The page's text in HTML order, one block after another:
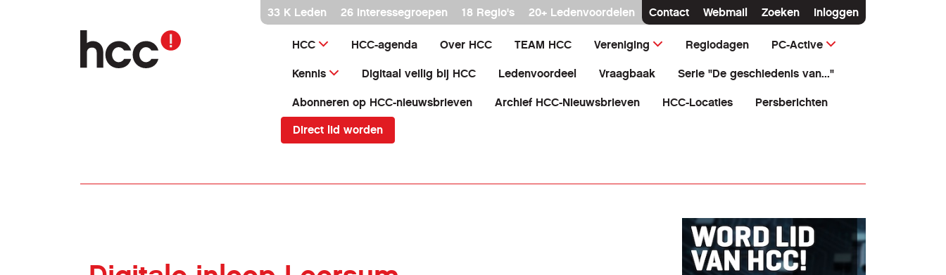
naar
inhoud
33 K Leden 26 interessegroepen 18 Regio's 20+ Ledenvoordelen Contact Webmail Zoeken Inloggen
HCC HCC-agenda Over HCC TEAM HCC Vereniging Regiodagen PC-Active
Kennis Digitaal veilig bij HCC Ledenvoordeel Vraagbaak Serie "De geschiedenis van..."
Abonneren op HCC-nieuwsbrieven Archief HCC-Nieuwsbrieven HCC-Locaties Persberichten
Direct lid worden